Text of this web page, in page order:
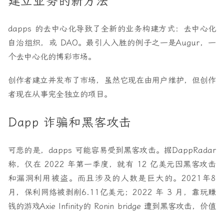
dapps 的去中心化导致了全新的业务构建方式：去中心化
自治组织，或 DAO。最引人入胜的例子之一是Augur，一
个去中心化的博彩市场。
创作者建立并发布了市场，虽然它现在由用户维护，但创作
者现在从事完全独立的项目。
Dapp 诈骗和黑客攻击
可悲的是，dapps 可能容易受到黑客攻击。据DappRadar
称，仅在 2022 年第一季度，就有 12 亿美元因黑客攻击
和漏洞利用被盗。而且涉及的人数是巨大的。2021年8
月，保利网络被剥削6.11亿美元；2022 年 3 月，靠玩赚
钱的游戏Axie Infinity的 Ronin bridge 遭到黑客攻击，价值